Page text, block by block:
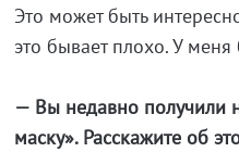
Это может быть
это бывает плохо. У
— Вы недавно получили
маску». Расскажите об